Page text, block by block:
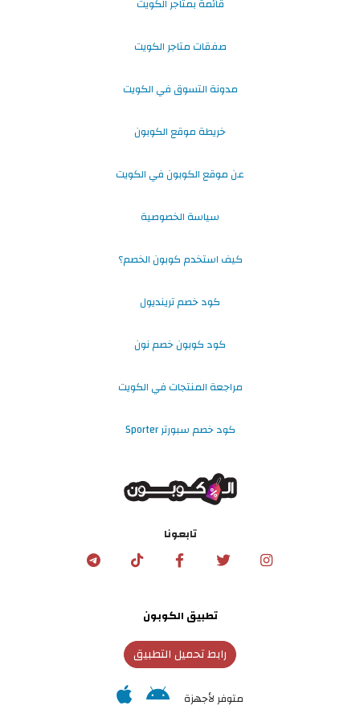
قائمة بمتاجر الكويت
صفقات متاجر الكويت
مدونة التسوق في الكويت
خريطة موقع الكوبون
عن موقع الكوبون في الكويت
سياسة الخصوصية
كيف استخدم كوبون الخصم؟
كود خصم ترينديول
كود كوبون خصم نون
مراجعة المنتجات في الكويت
كود خصم سبورتر Sporter
تابعونا
تطبيق الكوبون
رابط تحميل التطبيق
متوفر لأجهزة